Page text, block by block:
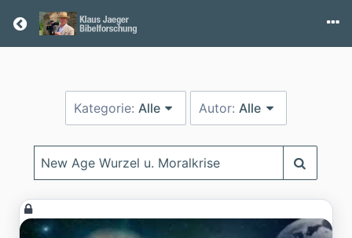
Return home
Kategorie: Alle Autor:Alle
Suchbegriff
eingeben